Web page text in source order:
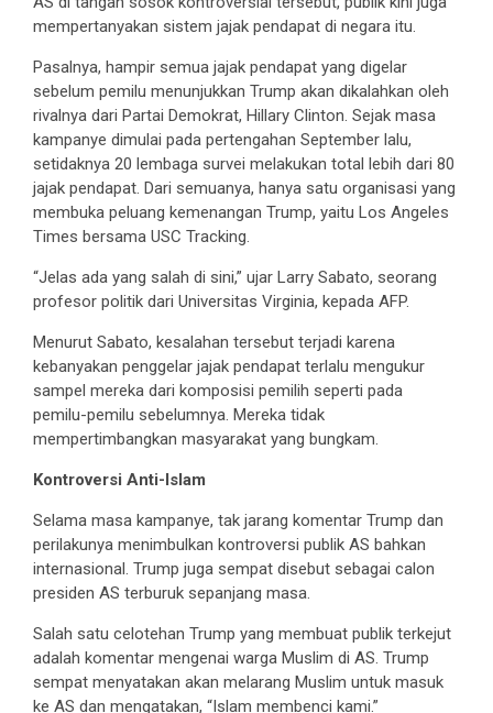
mempertanyakan sistem jajak pendapat di negara itu.
Pasalnya, hampir semua jajak pendapat yang digelar
sebelum pemilu menunjukkan Trump akan dikalahkan oleh
rivalnya dari Partai Demokrat, Hillary Clinton. Sejak masa
kampanye dimulai pada pertengahan September lalu,
setidaknya 20 lembaga survei melakukan total lebih dari 80
jajak pendapat. Dari semuanya, hanya satu organisasi yang
membuka peluang kemenangan Trump, yaitu Los Angeles
Times bersama USC Tracking.
“Jelas ada yang salah di sini,” ujar Larry Sabato, seorang
profesor politik dari Universitas Virginia, kepada AFP.
Menurut Sabato, kesalahan tersebut terjadi karena
kebanyakan penggelar jajak pendapat terlalu mengukur
sampel mereka dari komposisi pemilih seperti pada
pemilu-pemilu sebelumnya. Mereka tidak
mempertimbangkan masyarakat yang bungkam.
Kontroversi Anti-Islam
Selama masa kampanye, tak jarang komentar Trump dan
perilakunya menimbulkan kontroversi publik AS bahkan
internasional. Trump juga sempat disebut sebagai calon
presiden AS terburuk sepanjang masa.
Salah satu celotehan Trump yang membuat publik terkejut
adalah komentar mengenai warga Muslim di AS. Trump
sempat menyatakan akan melarang Muslim untuk masuk
ke AS dan mengatakan, “Islam membenci kami.”